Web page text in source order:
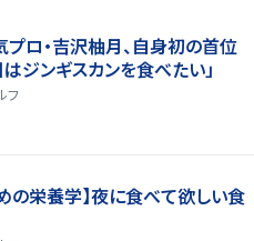
プロ・吉沢柚月、自身初の首位
ジンギスカンを食べたい」
フ
の栄養学】夜に食べて欲しい食